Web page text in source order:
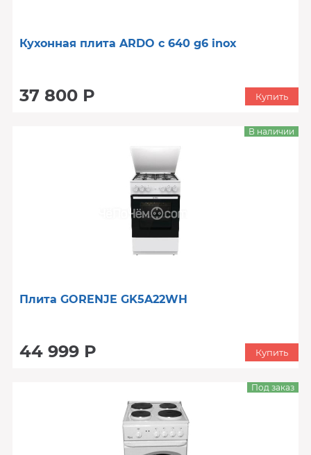
Кухонная плита ARDO c 640 g6 inox
37 800 Р Купить
Плита GORENJE GK5A22WH
44 999 Р
В наличии
Купить
Под заказ